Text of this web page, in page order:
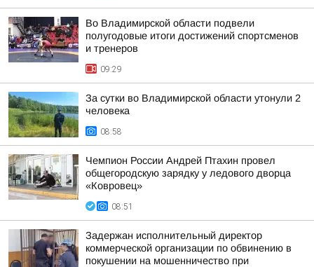
Во Владимирской области подвели
полугодовые итоги достижений спортсменов
и тренеров
09:29
За сутки во Владимирской области утонули 2
человека
08:58
Чемпион России Андрей Птахин провел
общегородскую зарядку у ледового дворца
«Ковровец»
08:51
Задержан исполнительный директор
коммерческой организации по обвинению в
покушении на мошенничество при